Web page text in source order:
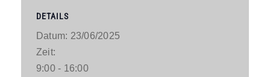
DETAILS
Datum: 23/06/2025
Zeit:
9:00 - 16:00